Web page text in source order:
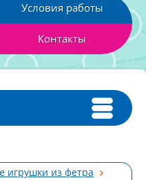
Условия работы
Контакты
игрушки из фетра